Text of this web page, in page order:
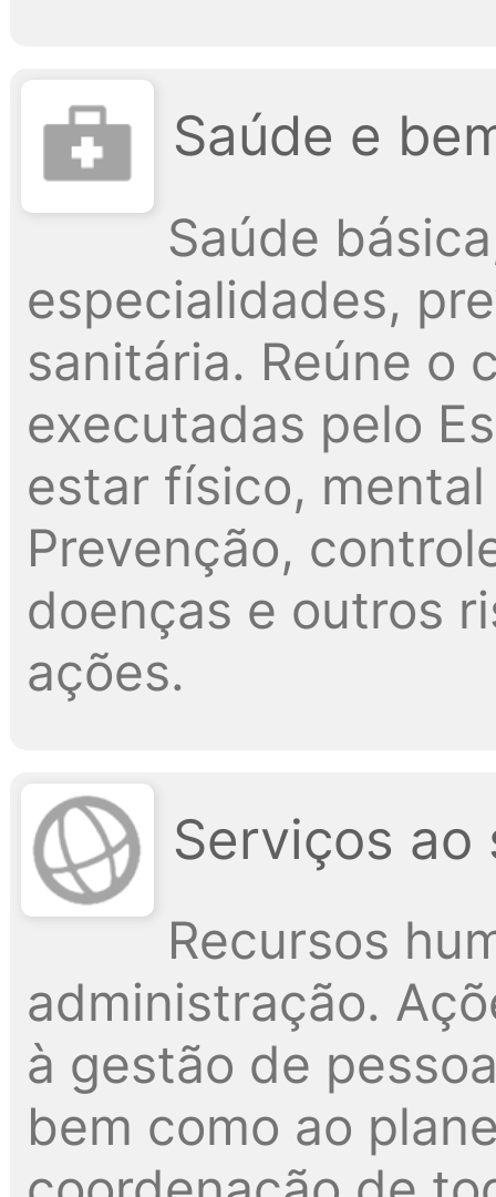
Saúde e
Saúde
especialidades,
sanitária. Reúne o
executadas pelo
estar físico,
Prevenção,
doenças e outros
ações.
Serviços ao
Recursos
administração.
à gestão de
bem como ao